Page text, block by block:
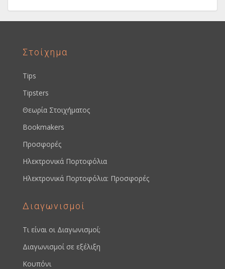
Στοίχημα
Tips
Tipsters
Θεωρία Στοιχήματος
Bookmakers
Προσφορές
Ηλεκτρονικά Πορτοφόλια
Ηλεκτρονικά Πορτοφόλια: Προσφορές
Διαγωνισμοί
Τι είναι οι Διαγωνισμοί;
Διαγωνισμοί σε εξέλιξη
Κουπόνι